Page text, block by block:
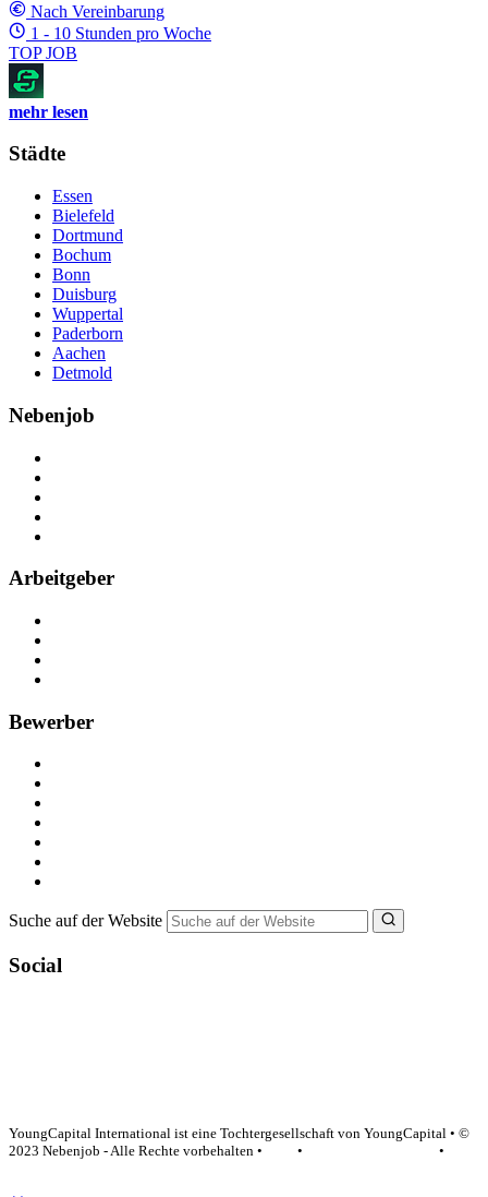
Nach Vereinbarung
1 - 10 Stunden pro Woche
TOP JOB
mehr lesen
Städte
Essen
Bielefeld
Dortmund
Bochum
Bonn
Duisburg
Wuppertal
Paderborn
Aachen
Detmold
Nebenjob
Arbeitgeber
Bewerber
Suche auf der Website
Social
YoungCapital International ist eine Tochtergesellschaft von YoungCapital • ©
2023 Nebenjob - Alle Rechte vorbehalten •
•
•